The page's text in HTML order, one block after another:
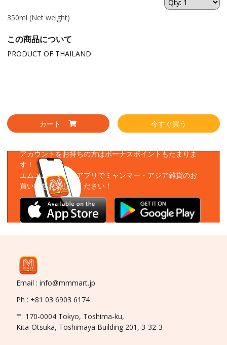
350ml (Net weight)
この商品について
PRODUCT OF THAILAND
カート 今すぐ買う
アカウントをお持ちの方はボーナスポイントもたまりま
す！
エムエムーマートアプリでミャンマー・アジア雑貨のお
買い物をお楽しみください！
Email : info@mmmart.jp
Ph : +81 03 6903 6174
〒 170-0004 Tokyo, Toshima-ku,
Kita-Otsuka, Toshimaya Building 201, 3-32-3